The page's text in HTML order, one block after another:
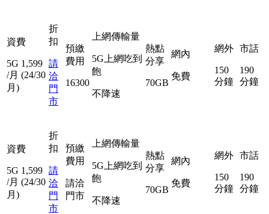
資費
5G 1,599
/月 (24/30
月)
折
扣
請
洽
門
市
預繳
費用
16300
上網傳輸量
5G上網吃到
飽
不降速
熱點
分享
70GB
網內
免費
網外
150
分鐘
市話
190
分鐘
資費
5G 1,599
/月 (24/30
月)
折
扣
請
洽
門
市
預繳
費用
請洽
門市
上網傳輸量
5G上網吃到
飽
不降速
熱點
分享
70GB
網內
免費
網外
150
分鐘
市話
190
分鐘